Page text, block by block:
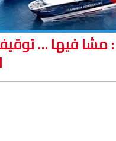
: مشا فيها …